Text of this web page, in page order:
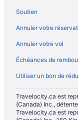
Soutien
Annuler votre
Annuler votre vol
Échéances de
Utiliser un bon de
Travelocity.ca est
(Canada) Inc.,
Travelocity.ca est